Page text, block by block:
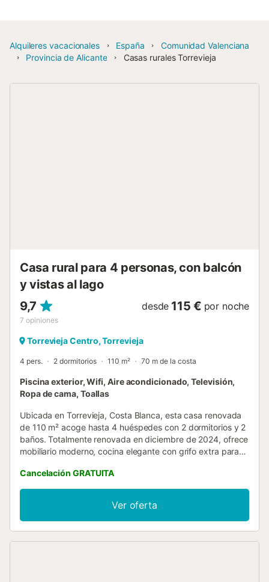
Alquileres vacacionales España
Comunidad Valenciana
Provincia de Alicante
Casas rurales Torrevieja
Casa rural para 4 personas, con balcón
y vistas al lago
9,7
7 opiniones
desde 115 € por noche
Torrevieja Centro, Torrevieja
4 pers. 2 dormitorios 110 m² 70 m de la costa
Piscina exterior, Wifi, Aire acondicionado, Televisión,
Ropa de cama, Toallas
Ubicada en Torrevieja, Costa Blanca, esta casa renovada
de 110 m² acoge hasta 4 huéspedes con 2 dormitorios y 2
baños. Totalmente renovada en diciembre de 2024, ofrece
mobiliario moderno, cocina elegante con grifo extra para
privada totalmente equipada, aire acondicionado, Wi-Fi
apto para videollamadas, TV con vídeo bajo demanda,
lavadora, secadora y espacio de trabajo. El interior no
tiene escalones y hay 3 ascensores. La terraza cubierta
ofrece vistas ininterrumpidas al mar y al lago, incluso
Cancelación GRATUITA
Ver oferta